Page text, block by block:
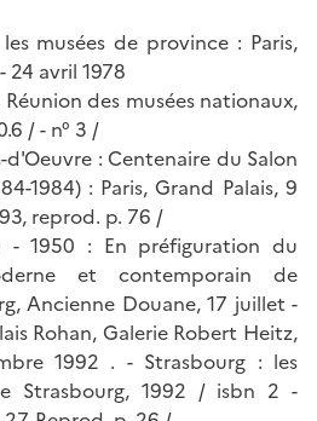
musées de province : Paris,
24 avril 1978
des musées nationaux,
/ - n° 3 /
d'Oeuvre : Centenaire du Salon
1984) : Paris, Grand Palais, 9
reprod. p. 76 /
- 1950 : En préfiguration du
et contemporain de
Ancienne Douane, 17 juillet -
Rohan, Galerie Robert Heitz,
1992 . - Strasbourg : les
Strasbourg, 1992 / isbn 2 -